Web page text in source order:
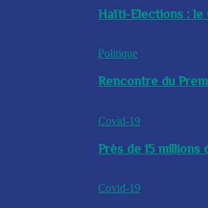
Haïti-Elections : le
Politique
Rencontre du
Covid-19
Près de 15
Covid-19